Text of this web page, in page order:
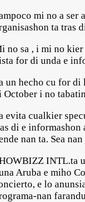
mi no a ser
ta tras
no sa , i mi no
for di unda e
un hecho cu for di
October i no
evita cualkier
di e informashon
nan ta. Sea
INTL.ta
Aruba e miho
e lo
nan